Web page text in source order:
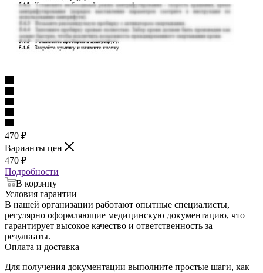
470 ₽
Варианты цен
470 ₽
Подробности
В корзину
Условия гарантии
В нашей организации работают опытные специалисты,
регулярно оформляющие медицинскую документацию, что
гарантирует высокое качество и ответственность за
результаты.
Оплата и доставка
Для получения документации выполните простые шаги, как